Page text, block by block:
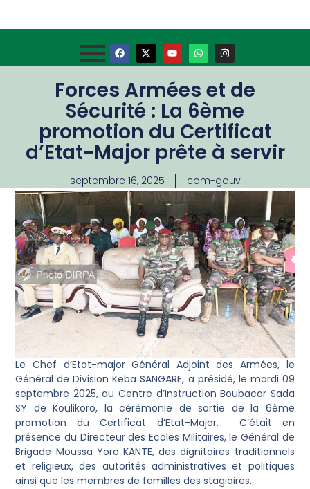
Forces Armées et de
Sécurité : La 6ème
promotion du Certificat
d’Etat-Major prête à servir
septembre 16, 2025 com-gouv
Le Chef d’Etat-major Général Adjoint des Armées, le
Général de Division Keba SANGARE, a présidé, le mardi 09
septembre 2025, au Centre d’Instruction Boubacar Sada
SY de Koulikoro, la cérémonie de sortie de la 6ème
promotion du Certificat d’Etat-Major. C’était en
présence du Directeur des Ecoles Militaires, le Général de
Brigade Moussa Yoro KANTE, des dignitaires traditionnels
et religieux, des autorités administratives et politiques
ainsi que les membres de familles des stagiaires.